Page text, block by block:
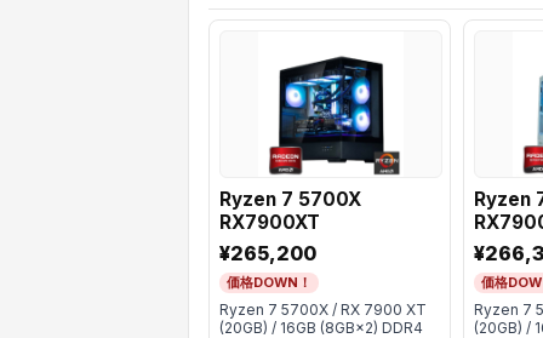
Ryzen 7 5700X
RX7900XT
¥265,200
価格DOWN！
Ryzen 7 5700X / RX 7900 XT
(20GB) / 16GB (8GB×2) DDR4
Ryzen
価格
Ryzen 7
(20GB) /